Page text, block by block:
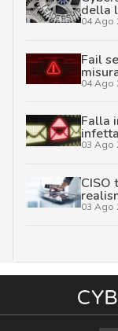
della
04 Ago
Fail
04 Ago
Falla
03 Ago
CISO
03 Ago